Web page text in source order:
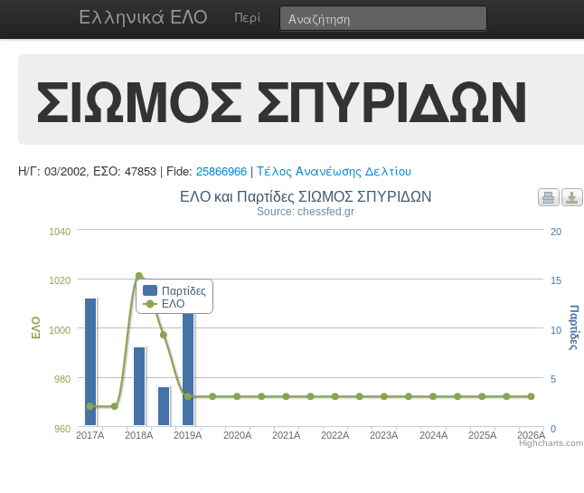
Ελληνικά ΕΛΟ Περί
ΣΙΩΜΟΣ ΣΠΥΡΙΔΩΝ
Η/Γ: 03/2002, ΕΣΟ: 47853 | Fide: 25866966 | Τέλος Ανανέωσης Δελτίου
ΕΛΟ και Παρτίδες ΣΙΩΜΟΣ ΣΠΥΡΙΔΩΝ
Source: chessfed.gr
Παρτίδες
ΕΛΟ
2017A 2018A 2019A 2020A 2021A 2022A 2023Α 2024A 2025A 2026A
960
980
1000
1020
1040
ΕΛΟ
0
5
10
15
20
Παρτίδες
Highcharts.com